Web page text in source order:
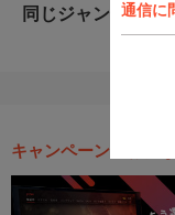
通信に
同じジャンルのお
キャンペーン・お得な